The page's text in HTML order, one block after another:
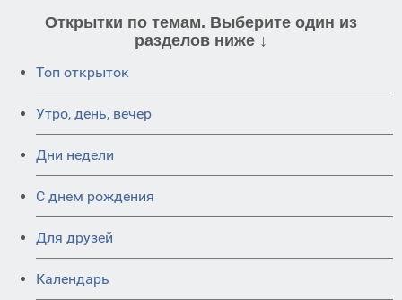
Открытки по темам. Выберите один из
разделов ниже ↓
Топ открыток
Утро, день, вечер
Дни недели
C днем рождения
Для друзей
Календарь